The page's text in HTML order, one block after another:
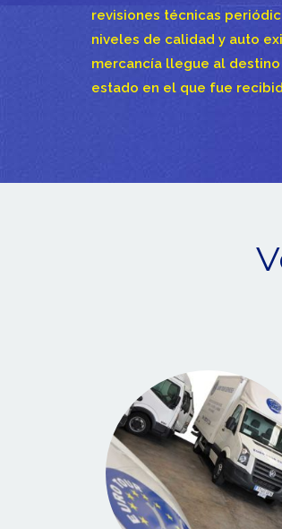
revisiones técnicas
niveles de calidad y auto
mercancía llegue al
estado en el que fue